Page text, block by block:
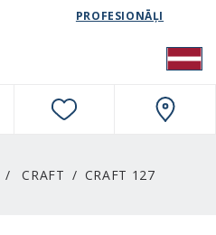
PROFESIONĀĻI
CRAFT CRAFT 127